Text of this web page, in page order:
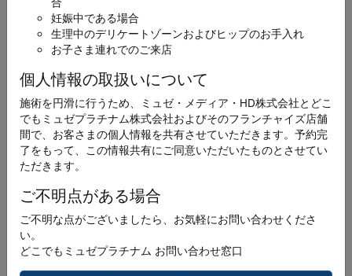
妊娠中である場合
生理中のデリケートゾーンおよびヒップのお手入れ
お子さま連れでのご来店
個人情報の取扱いについて
施術を円滑に行うため、ミュゼ・メディア・HD株式会社とどこ
でもミュゼプラチナム株式会社およびそのフランチャイズ店舗
間で、お客さまの個人情報を共有させていただきます。予約完
了をもって、この情報共有にご同意いただいたものとさせてい
ただきます。
ご不明点がある場合
ご不明な点がございましたら、お気軽にお問い合わせくださ
い。
どこでもミュゼプラチナム お問い合わせ窓口
必須 ふりがな
必須 メールアドレス
必須